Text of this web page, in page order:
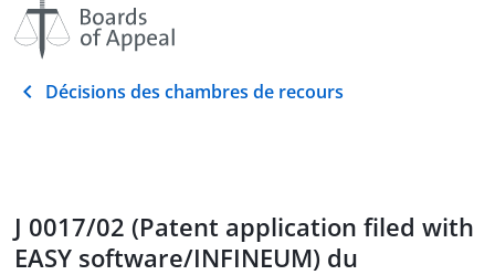
Décisions des chambres de recours
J 0017/02 (Patent application filed with
EASY software/INFINEUM) du